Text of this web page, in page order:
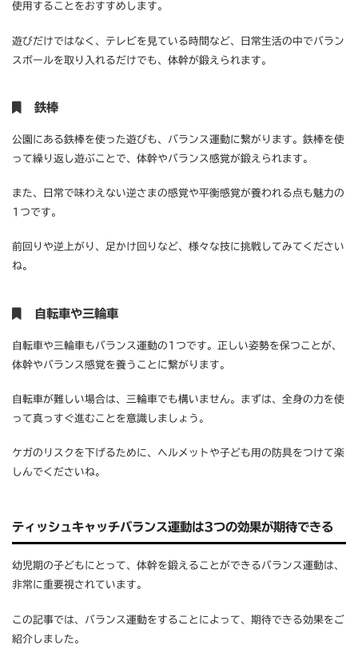
使用することをおすすめします。
遊びだけではなく、テレビを見ている時間など、日常生活の中でバラン
スボールを取り入れるだけでも、体幹が鍛えられます。
鉄棒
公園にある鉄棒を使った遊びも、バランス運動に繋がります。鉄棒を使
って繰り返し遊ぶことで、体幹やバランス感覚が鍛えられます。
また、日常で味わえない逆さまの感覚や平衡感覚が養われる点も魅力の
1つです。
前回りや逆上がり、足かけ回りなど、様々な技に挑戦してみてください
ね。
自転車や三輪車
自転車や三輪車もバランス運動の1つです。正しい姿勢を保つことが、
体幹やバランス感覚を養うことに繋がります。
自転車が難しい場合は、三輪車でも構いません。まずは、全身の力を使
って真っすぐ進むことを意識しましょう。
ケガのリスクを下げるために、ヘルメットや子ども用の防具をつけて楽
しんでくださいね。
ティッシュキャッチバランス運動は3つの効果が期待できる
幼児期の子どもにとって、体幹を鍛えることができるバランス運動は、
非常に重要視されています。
この記事では、バランス運動をすることによって、期待できる効果をご
紹介しました。